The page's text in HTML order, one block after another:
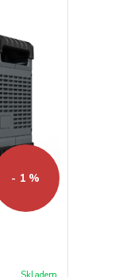
- 1 %